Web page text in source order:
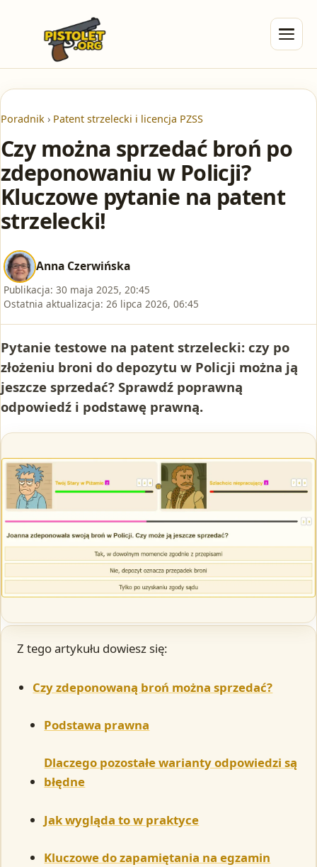
Poradnik › Patent strzelecki i licencja PZSS
Czy można sprzedać broń po
zdeponowaniu w Policji?
Kluczowe pytanie na patent
strzelecki!
Anna Czerwińska
Publikacja: 30 maja 2025, 20:45
Ostatnia aktualizacja: 26 lipca 2026, 06:45
Pytanie testowe na patent strzelecki: czy po
złożeniu broni do depozytu w Policji można ją
jeszcze sprzedać? Sprawdź poprawną
odpowiedź i podstawę prawną.
Z tego artykułu dowiesz się:
Czy zdeponowaną broń można sprzedać?
Podstawa prawna
Dlaczego pozostałe warianty odpowiedzi są
błędne
Jak wygląda to w praktyce
Kluczowe do zapamiętania na egzamin